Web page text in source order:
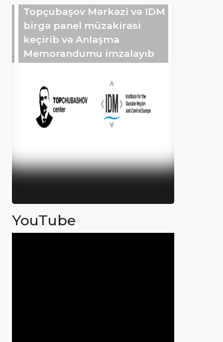
Topçubaşov Mərkəzi və IDM
birgə panel müzakirəsi
keçirib və Anlaşma
Memorandumu imzalayıb
YouTube